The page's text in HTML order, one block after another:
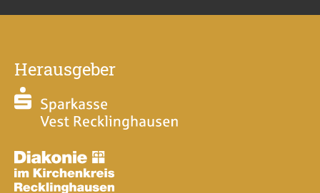
Herausgeber